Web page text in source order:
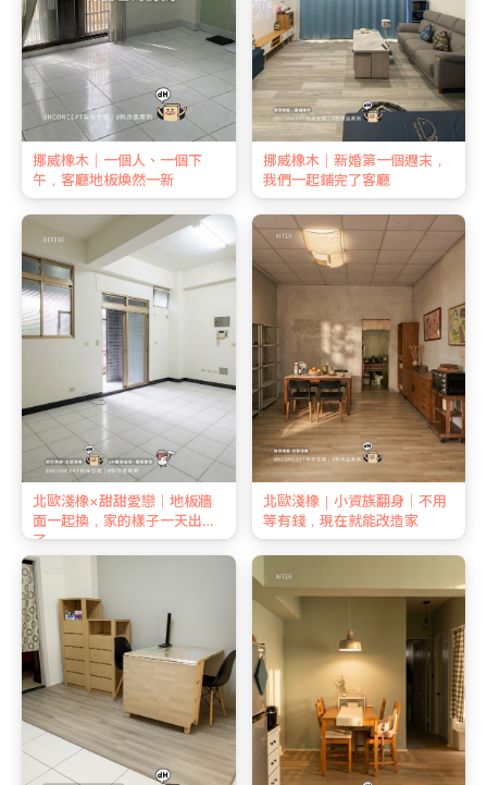
挪威橡木｜一個人、一個下
午，客廳地板煥然一新
挪威橡木｜新婚第一個週末，
我們一起鋪完了客廳
北歐淺橡×甜甜愛戀｜地板牆
面一起換，家的樣子一天出來
了
北歐淺橡｜小資族翻身｜不用
等有錢，現在就能改造家